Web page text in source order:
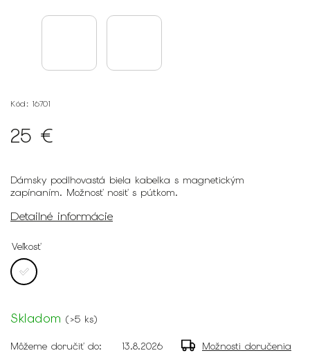
Kód: 16701
25 €
Dámsky podlhovastá biela kabelka s magnetickým
zapínaním. Možnosť nosiť s pútkom.
Detailné informácie
Veľkosť
Skladom (>5 ks)
Môžeme doručiť do: 13.8.2026 Možnosti doručenia